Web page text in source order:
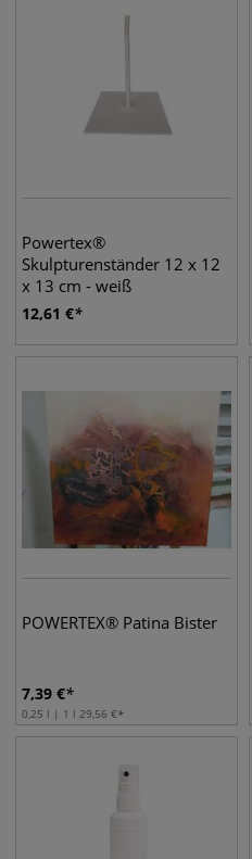
Powertex®
Skulpturenständer 12 x 12
x 13 cm - weiß
12,61 €
POWERTEX® Patina Bister
7,39 €
0,25 l | 1 l 29,56 €